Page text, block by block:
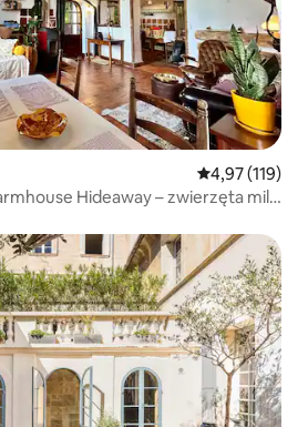
Średnia
4,97 (119)
Hideaway – zwierzęta mile